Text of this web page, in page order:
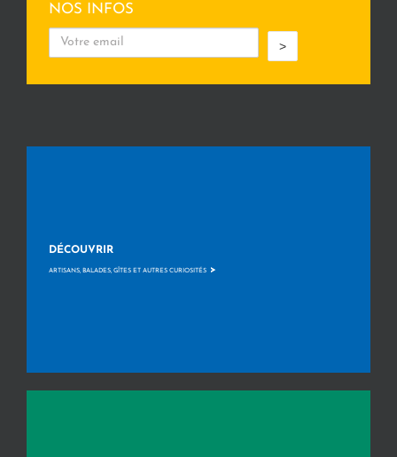
NOS INFOS
>
DÉCOUVRIR
ARTISANS, BALADES, GÎTES ET AUTRES CURIOSITÉS >